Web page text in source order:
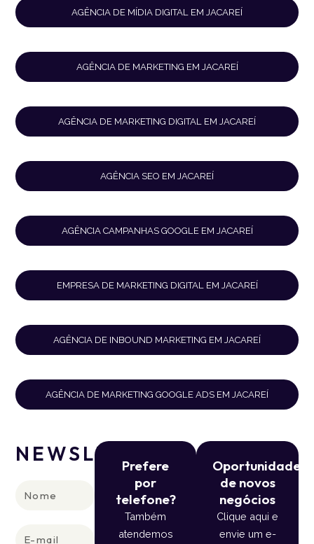
AGÊNCIA DE MÍDIA DIGITAL EM JACAREÍ
AGÊNCIA DE MARKETING EM JACAREÍ
AGÊNCIA DE MARKETING DIGITAL EM JACAREÍ
AGÊNCIA SEO EM JACAREÍ
AGÊNCIA CAMPANHAS GOOGLE EM JACAREÍ
EMPRESA DE MARKETING DIGITAL EM JACAREÍ
AGÊNCIA DE INBOUND MARKETING EM JACAREÍ
AGÊNCIA DE MARKETING GOOGLE ADS EM JACAREÍ
NEWSLETTER
Prefere
por
telefone?
Também
atendemos
Oportunidade
de novos
negócios
Clique aqui e
envie um e-